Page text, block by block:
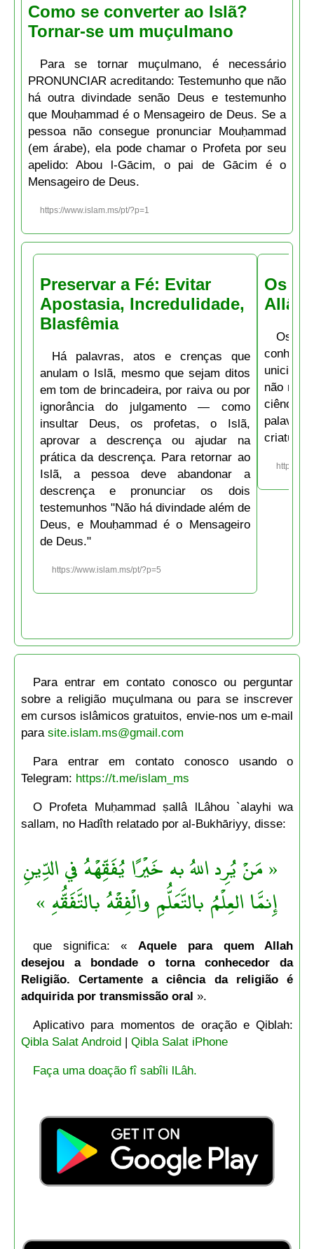
Como se converter ao Islã?
Tornar-se um muçulmano
Para se tornar muçulmano, é necessário
PRONUNCIAR acreditando: Testemunho que não
há outra divindade senão Deus e testemunho
que Mouḥammad é o Mensageiro de Deus. Se a
pessoa não consegue pronunciar Mouḥammad
(em árabe), ela pode chamar o Profeta por seu
apelido: Abou l-Gācim, o pai de Gācim é o
Mensageiro de Deus.
https://www.islam.ms/pt/?p=1
Preservar a Fé: Evitar
Apostasia, Incredulidade,
Blasfêmia
Há palavras, atos e crenças que
anulam o Islã, mesmo que sejam ditos
em tom de brincadeira, por raiva ou por
ignorância do julgamento — como
insultar Deus, os profetas, o Islã,
aprovar a descrença ou ajudar na
prática da descrença. Para retornar ao
Islã, a pessoa deve abandonar a
descrença e pronunciar os dois
testemunhos "Não há divindade além de
Deus, e Mouḥammad é o Mensageiro
de Deus."
https://www.islam.ms/pt/?p=5
Os
Allāh
Os
não
ciência,
palavra
criaturas.
https://
Para entrar em contato conosco ou perguntar
sobre a religião muçulmana ou para se inscrever
em cursos islâmicos gratuitos, envie-nos um e-mail
para site.islam.ms@gmail.com
Para entrar em contato conosco usando o
Telegram: https://t.me/islam_ms
O Profeta Muḥammad ṣallâ lLâhou `alayhi wa
sallam, no Hadîth relatado por al-Bukhāriyy, disse:
« مَنْ يُرِد اللهُ به خَيْرًا يُفَقِّهْهُ في الدِّينِ
إِنمَّا العِلْمُ بالتَّعَلُّمِ والْفِقْهُ بالتَّفَقُّهِ »
que significa: « Aquele para quem Allah
desejou a bondade o torna conhecedor da
Religião. Certamente a ciência da religião é
adquirida por transmissão oral ».
Aplicativo para momentos de oração e Qiblah:
Qibla Salat Android| Qibla Salat iPhone
Faça uma doação fî sabîli lLâh.